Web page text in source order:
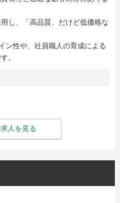
し、「高品質、だけど低価格な
ン性や、社員職人の育成による
。
人を見る